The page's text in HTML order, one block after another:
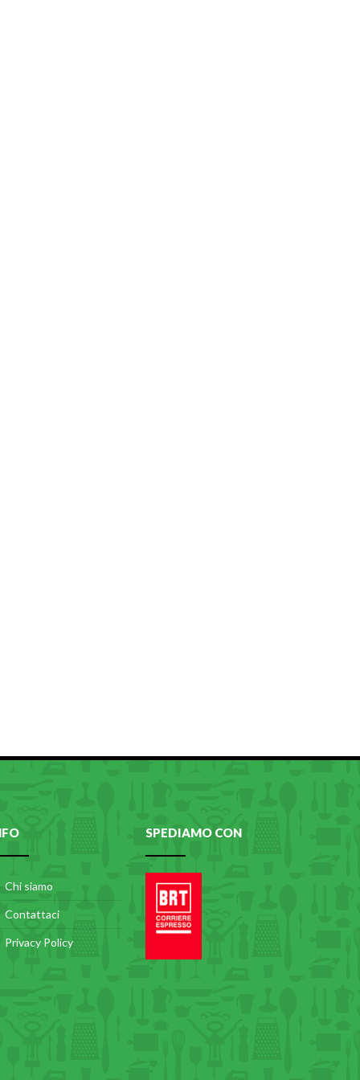
Chi siamo
Contattaci
Privacy Policy
SPEDIAMO CON